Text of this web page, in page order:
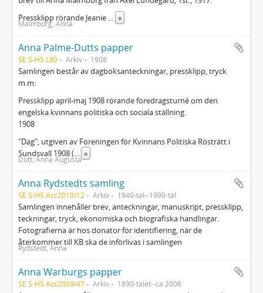
Pressklipp rörande Jeanie ... »
Malmborg, Anna
Anna Palme-Dutts papper
SE S-HS L80 Arkiv 1908
Samlingen består av dagboksanteckningar, pressklipp, tryck
m.m:
Pressklipp april-maj 1908 rörande föredragsturné om den
engelska kvinnans politiska och sociala ställning.
1908
"Dag", utgiven av Föreningen för Kvinnans Politiska Rösträtt i
Sundsvall 1908 (... »
Dutt, Anna Augusta
Anna Rydstedts samling
SE S-HS Acc2010/12 Arkiv 1940-tal--1990-tal
Samlingen innehåller brev, anteckningar, manuskript, pressklipp,
teckningar, tryck, ekonomiska och biografiska handlingar.
Fotografierna är hos donator för identifiering, när de
återkommer till KB ska de införlivas i samlingen
Rydstedt, Anna
Anna Warburgs papper
SE S-HS Acc2009/47 Arkiv 1890-talet--ca 2006